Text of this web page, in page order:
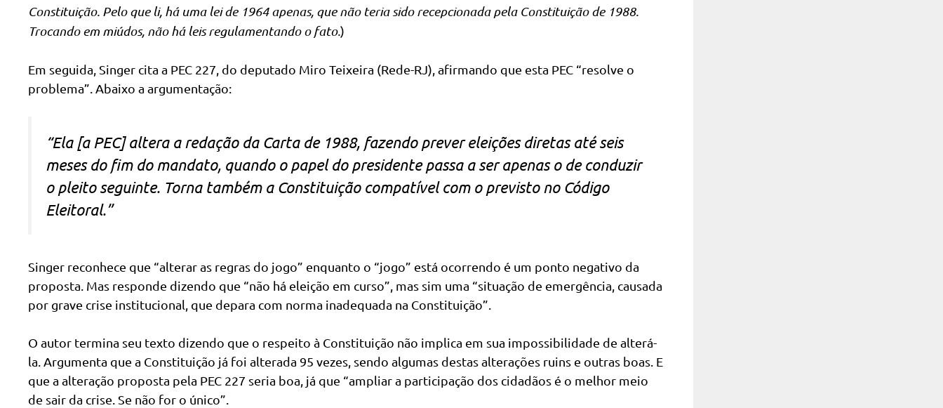
Constituição. Pelo que li, há uma lei de 1964 apenas, que não teria sido recepcionada pela Constituição de 1988.
Trocando em miúdos, não há leis regulamentando o fato.)
Em seguida, Singer cita a PEC 227, do deputado Miro Teixeira (Rede-RJ), afirmando que esta PEC “resolve o
problema”. Abaixo a argumentação:
“Ela [a PEC] altera a redação da Carta de 1988, fazendo prever eleições diretas até seis
meses do fim do mandato, quando o papel do presidente passa a ser apenas o de conduzir
o pleito seguinte. Torna também a Constituição compatível com o previsto no Código
Eleitoral.”
Singer reconhece que “alterar as regras do jogo” enquanto o “jogo” está ocorrendo é um ponto negativo da
proposta. Mas responde dizendo que “não há eleição em curso”, mas sim uma “situação de emergência, causada
por grave crise institucional, que depara com norma inadequada na Constituição”.
O autor termina seu texto dizendo que o respeito à Constituição não implica em sua impossibilidade de alterá-
la. Argumenta que a Constituição já foi alterada 95 vezes, sendo algumas destas alterações ruins e outras boas. E
que a alteração proposta pela PEC 227 seria boa, já que “ampliar a participação dos cidadãos é o melhor meio
de sair da crise. Se não for o único”.